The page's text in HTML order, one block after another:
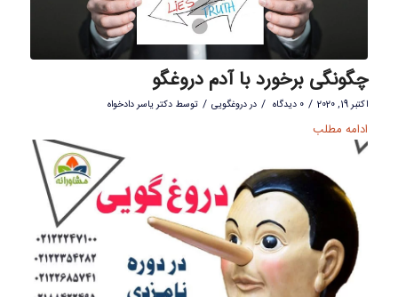
چگونگی برخورد با آدم دروغگو
اکتبر 19, 2020 / 0 دیدگاه / دردروغگویی / توسط دکتر یاسر دادخواه
ادامه مطلب